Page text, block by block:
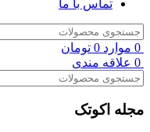
تماس با ما
0 موارد 0 تومان
0 علاقه مندی
مجله اکوتک